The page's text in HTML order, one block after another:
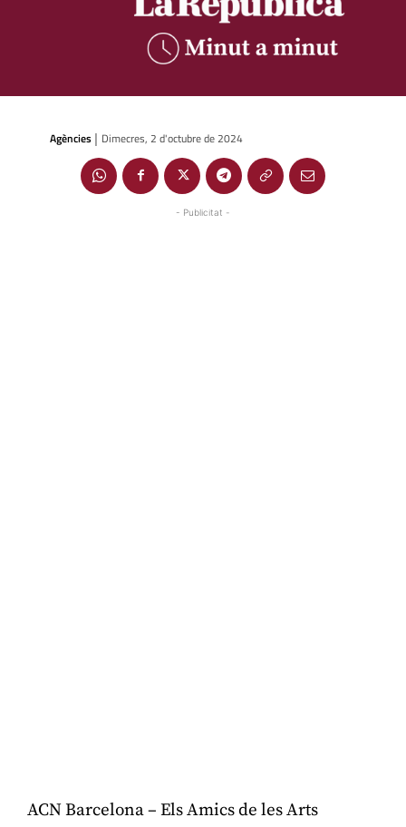
Agències | Dimecres, 2 d'octubre de 2024
- Publicitat -
ACN Barcelona – Els Amics de les Arts